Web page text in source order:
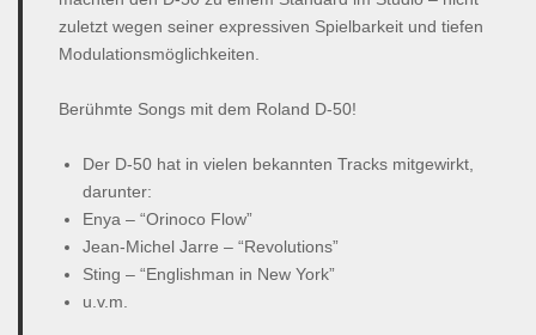
zuletzt wegen seiner expressiven Spielbarkeit und tiefen
Modulationsmöglichkeiten.
Berühmte Songs mit dem Roland D-50!
Der D-50 hat in vielen bekannten Tracks mitgewirkt,
darunter:
Enya – “Orinoco Flow”
Jean-Michel Jarre – “Revolutions”
Sting – “Englishman in New York”
u.v.m.